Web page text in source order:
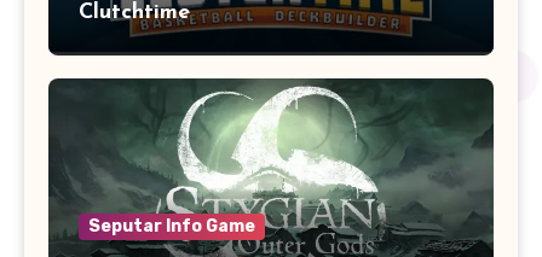
Clutchtime
Seputar Info Game